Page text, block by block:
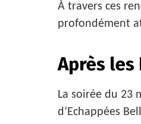
À travers ces
profondément
Après les
La soirée du 23
d’Echappées